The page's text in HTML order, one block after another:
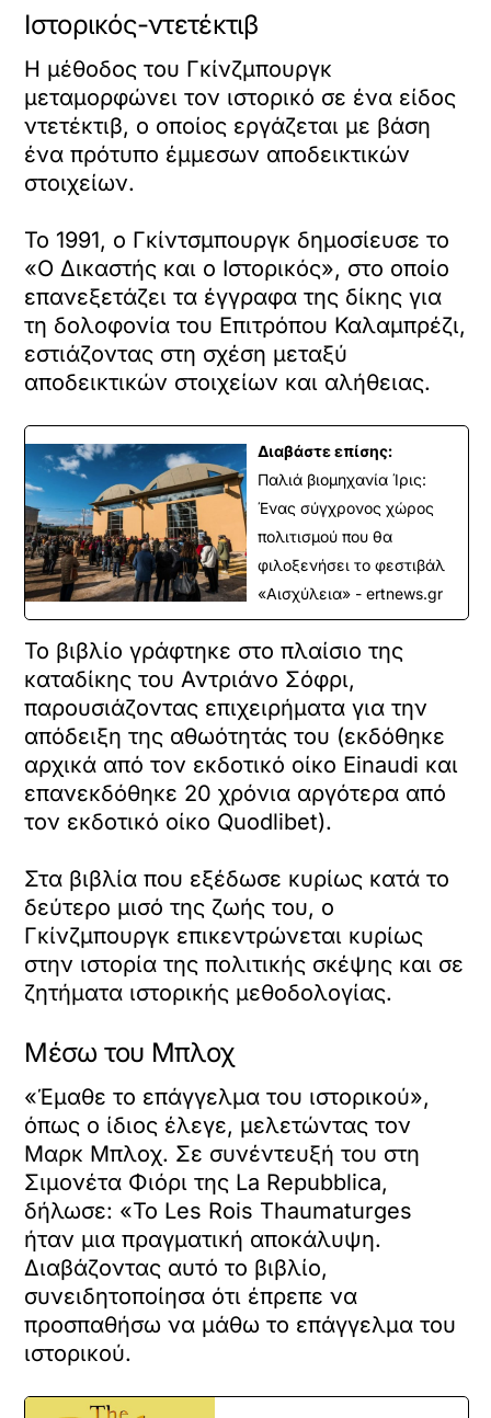
Ιστορικός-ντετέκτιβ
Η μέθοδος του Γκίνζμπουργκ
μεταμορφώνει τον ιστορικό σε ένα είδος
ντετέκτιβ, ο οποίος εργάζεται με βάση
ένα πρότυπο έμμεσων αποδεικτικών
στοιχείων.
Το 1991, ο Γκίντσμπουργκ δημοσίευσε το
«Ο Δικαστής και ο Ιστορικός», στο οποίο
επανεξετάζει τα έγγραφα της δίκης για
τη δολοφονία του Επιτρόπου Καλαμπρέζι,
εστιάζοντας στη σχέση μεταξύ
αποδεικτικών στοιχείων και αλήθειας.
Διαβάστε επίσης:
Παλιά βιομηχανία Ίρις:
Ένας σύγχρονος χώρος
πολιτισμού που θα
φιλοξενήσει το φεστιβάλ
«Αισχύλεια» - ertnews.gr
Το βιβλίο γράφτηκε στο πλαίσιο της
καταδίκης του Αντριάνο Σόφρι,
παρουσιάζοντας επιχειρήματα για την
απόδειξη της αθωότητάς του (εκδόθηκε
αρχικά από τον εκδοτικό οίκο Einaudi και
επανεκδόθηκε 20 χρόνια αργότερα από
τον εκδοτικό οίκο Quodlibet).
Στα βιβλία που εξέδωσε κυρίως κατά το
δεύτερο μισό της ζωής του, ο
Γκίνζμπουργκ επικεντρώνεται κυρίως
στην ιστορία της πολιτικής σκέψης και σε
ζητήματα ιστορικής μεθοδολογίας.
Μέσω του Μπλοχ
«Έμαθε το επάγγελμα του ιστορικού»,
όπως ο ίδιος έλεγε, μελετώντας τον
Μαρκ Μπλοχ. Σε συνέντευξή του στη
Σιμονέτα Φιόρι της La Repubblica,
δήλωσε: «Το Les Rois Thaumaturges
ήταν μια πραγματική αποκάλυψη.
Διαβάζοντας αυτό το βιβλίο,
συνειδητοποίησα ότι έπρεπε να
προσπαθήσω να μάθω το επάγγελμα του
ιστορικού.